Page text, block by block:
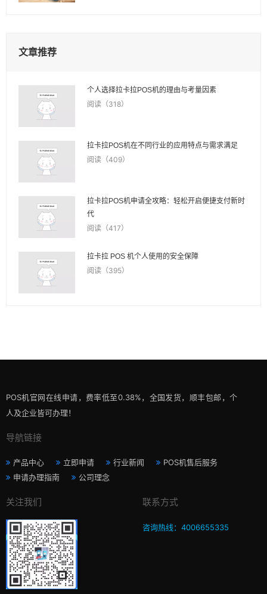
文章推荐
个人选择拉卡拉POS机的理由与考量因素
阅读（318）
拉卡拉POS机在不同行业的应用特点与需求满足
阅读（409）
拉卡拉POS机申请全攻略：轻松开启便捷支付新时
代
阅读（417）
拉卡拉 POS 机个人使用的安全保障
阅读（395）
POS机官网在线申请，费率低至0.38%，全国发货，顺丰包邮，个
人及企业皆可办理！
导航链接
产品中心 立即申请 行业新闻
POS机售后服务
申请办理指南
公司理念
关注我们 联系方式
咨询热线：4006655335